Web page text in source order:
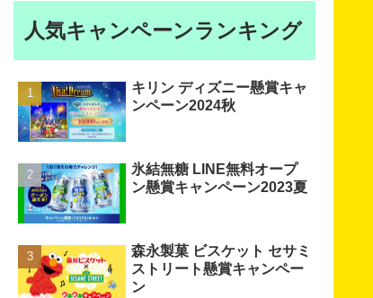
人気キャンペーンランキング
キリン ディズニー懸賞キャ
ンペーン2024秋
氷結無糖 LINE無料オープ
ン懸賞キャンペーン2023夏
森永製菓 ビスケット セサミ
ストリート懸賞キャンペー
ン